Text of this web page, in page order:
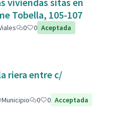
Tobella, 105-107
0 0 Aceptada
riera entre c/
Municipio 0 0 Acceptada